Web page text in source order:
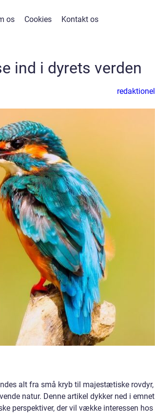
os Cookies Kontakt os
ind i dyrets verden
redaktionel
alt fra små kryb til majestætiske rovdyr,
natur. Denne artikel dykker ned i emnet
perspektiver, der vil vække interessen hos